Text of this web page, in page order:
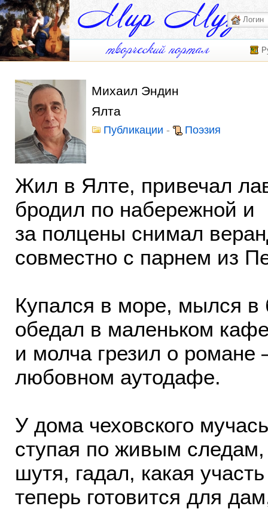
Михаил Эндин
Ялта
Публикации - Поэзия
Жил в Ялте, привечал
бродил по набережной и
за полцены снимал
совместно с парнем из
Купался в море, мылся в
обедал в маленьком
и молча грезил о
любовном аутодафе.
У дома чеховского
ступая по живым следам,
шутя, гадал, какая участь
теперь готовится для